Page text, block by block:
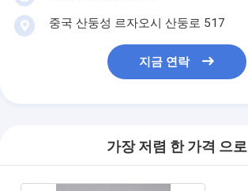
중국 산둥성 르자오시 산둥로 517
지금 연락
가장 저렴 한 가격 으로